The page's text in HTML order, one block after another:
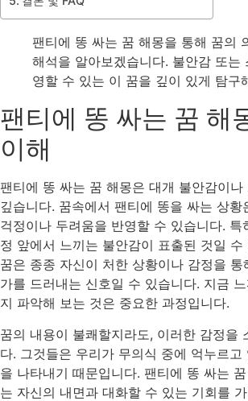
팬티에 똥 싸는 꿈 해몽을 통해 꿈의
해석을 알아보겠습니다. 불안감 또는
영할 수 있는 이 꿈을 깊이 있게 탐구
팬티에 똥 싸는 꿈 해
이해
팬티에 똥 싸는 꿈 해몽은 대개 불안감이나
깊습니다. 꿈속에서 팬티에 똥을 싸는 상황
걱정이나 두려움을 반영할 수 있습니다. 특
정 앞에서 느끼는 불안감이 표출된 것일 수
꿈은 종종 자신이 처한 상황이나 감정을 통
가를 드러내는 신호일 수 있습니다. 지금
지 파악해 보는 것은 중요한 과정입니다.
꿈의 내용이 불쾌할지라도, 이러한 감정을
다. 그것들은 우리가 무의식 중에 억누르
을 나타내기 때문입니다. 팬티에 똥 싸는
는 자신의 내면과 대화할 수 있는 기회를